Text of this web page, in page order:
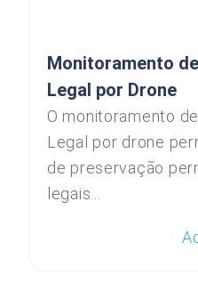
Monitoramento
Legal por Drone
O monitoramento
Legal por drone
de preservação
legais...